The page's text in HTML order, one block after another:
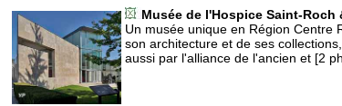
Musée de l'Hospice Saint-Roch
Un musée unique en Région Centre
son architecture et de ses
aussi par l'alliance de l'ancien et [2